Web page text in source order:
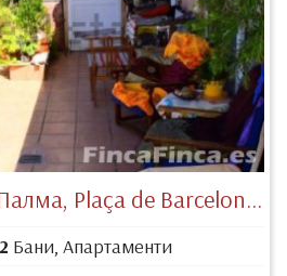
Продава къща в Палма, Plaça de Barcelona, 07011 Palma, Illes Balears, España
2 Бани, Апартаменти